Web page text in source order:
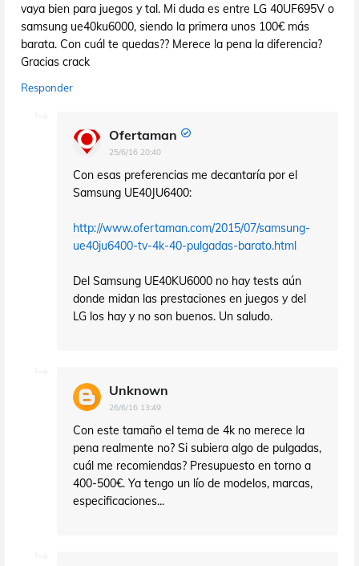
vaya bien para juegos y tal. Mi duda es entre LG 40UF695V o
samsung ue40ku6000, siendo la primera unos 100€ más
barata. Con cuál te quedas?? Merece la pena la diferencia?
Gracias crack
Responder
Ofertaman
25/6/16 20:40
Con esas preferencias me decantaría por el
Samsung UE40JU6400:
http://www.ofertaman.com/2015/07/samsung-
ue40ju6400-tv-4k-40-pulgadas-barato.html
Del Samsung UE40KU6000 no hay tests aún
donde midan las prestaciones en juegos y del
LG los hay y no son buenos. Un saludo.
Unknown
26/6/16 13:49
Con este tamaño el tema de 4k no merece la
pena realmente no? Si subiera algo de pulgadas,
cuál me recomiendas? Presupuesto en torno a
400-500€. Ya tengo un lío de modelos, marcas,
especificaciones...